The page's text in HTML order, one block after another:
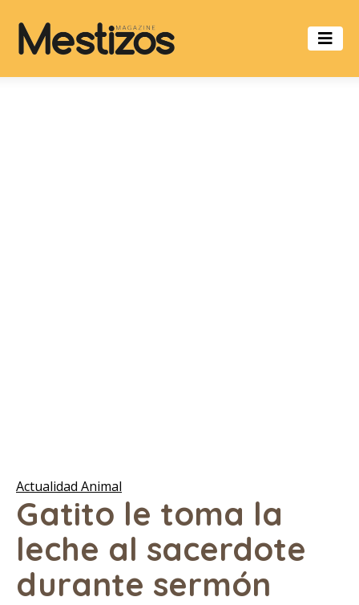
Actualidad Animal
Gatito le toma la
leche al sacerdote
durante sermón